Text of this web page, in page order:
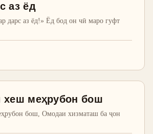
аз ёд
дарс аз ёд!» Ёд бод он чӣ маро гуфт
хеш меҳрубон бош
бош, Омодаи хизматаш ба ҷон